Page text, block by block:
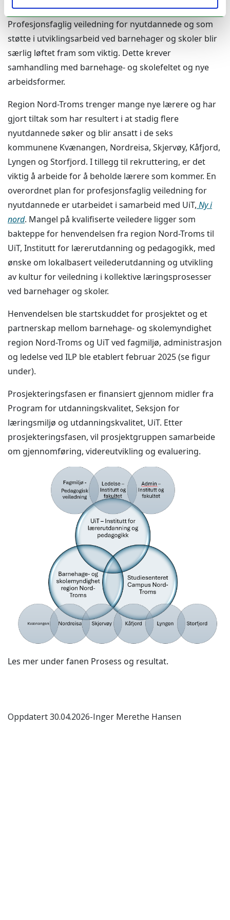
barnehage og skole sees i sammenheng.
Profesjonsfaglig veiledning for nyutdannede og som
støtte i utviklingsarbeid ved barnehager og skoler blir
særlig løftet fram som viktig. Dette krever
samhandling med barnehage- og skolefeltet og nye
arbeidsformer.
Region Nord-Troms trenger mange nye lærere og har
gjort tiltak som har resultert i at stadig flere
nyutdannede søker og blir ansatt i de seks
kommunene Kvænangen, Nordreisa, Skjervøy, Kåfjord,
Lyngen og Storfjord. I tillegg til rekruttering, er det
viktig å arbeide for å beholde lærere som kommer. En
overordnet plan for profesjonsfaglig veiledning for
nyutdannede er utarbeidet i samarbeid med UiT, Ny i
nord. Mangel på kvalifiserte veiledere ligger som
bakteppe for henvendelsen fra region Nord-Troms til
UiT, Institutt for lærerutdanning og pedagogikk, med
ønske om lokalbasert veilederutdanning og utvikling
av kultur for veiledning i kollektive læringsprosesser
ved barnehager og skoler.
Henvendelsen ble startskuddet for prosjektet og et
partnerskap mellom barnehage- og skolemyndighet
region Nord-Troms og UiT ved fagmiljø, administrasjon
og ledelse ved ILP ble etablert februar 2025 (se figur
under).
Prosjekteringsfasen er finansiert gjennom midler fra
Program for utdanningskvalitet, Seksjon for
læringsmiljø og utdanningskvalitet, UiT. Etter
prosjekteringsfasen, vil prosjektgruppen samarbeide
om gjennomføring, videreutvikling og evaluering.
Les mer under fanen Prosess og resultat.
Oppdatert 30.04.2026-Inger Merethe Hansen